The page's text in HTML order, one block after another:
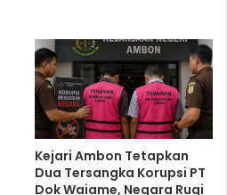
Kejari Ambon Tetapkan
Dua Tersangka Korupsi PT
Dok Waiame, Negara Rugi